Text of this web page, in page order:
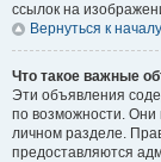
ссылок на
Вернуться к началу
Что такое важные
Эти объявления
по возможности. Они
личном разделе.
предоставляются